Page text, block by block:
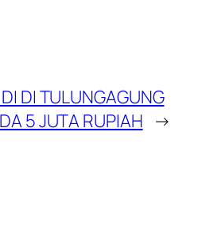
DI TULUNGAGUNG
5 JUTA RUPIAH →